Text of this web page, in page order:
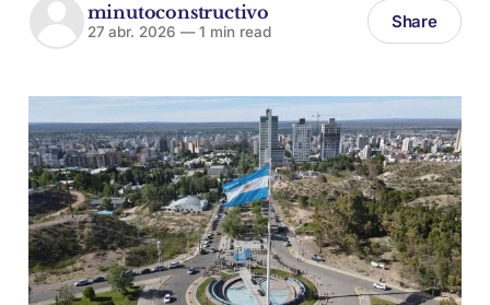
minutoconstructivo
27 abr. 2026 —1 min read Share